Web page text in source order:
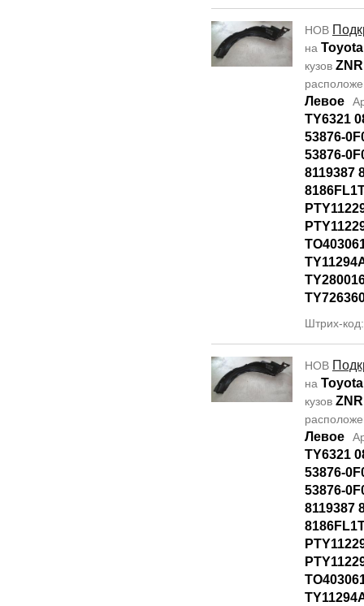
НОВ
на
кузов
Левое
TY6321
53876-
53876-
8119387
Штрих-
НОВ
на
кузов
Левое
TY6321
53876-
53876-
8119387